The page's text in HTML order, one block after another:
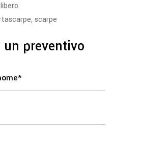
, scarpe
un preventivo